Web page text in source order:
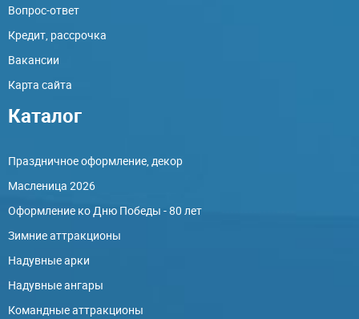
Вопрос-ответ
Кредит, рассрочка
Вакансии
Карта сайта
Каталог
Праздничное оформление, декор
Масленица 2026
Оформление ко Дню Победы - 80 лет
Зимние аттракционы
Надувные арки
Надувные ангары
Командные аттракционы